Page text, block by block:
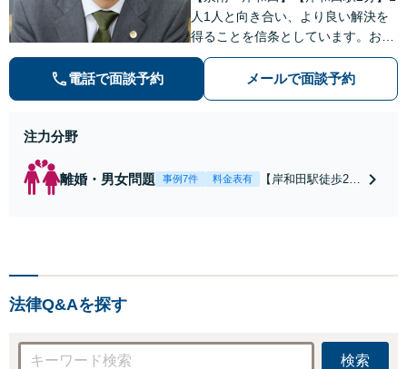
人1人と向き合い、より良い解決を
得ることを信条としています。お気
軽にご相談下さい。
電話で面談予約 メールで面談予約
注力分野
離婚・男女問題 事例7件 料金表有
【岸和田駅徒歩2
ご相談を。
法律Q&Aを探す
検索